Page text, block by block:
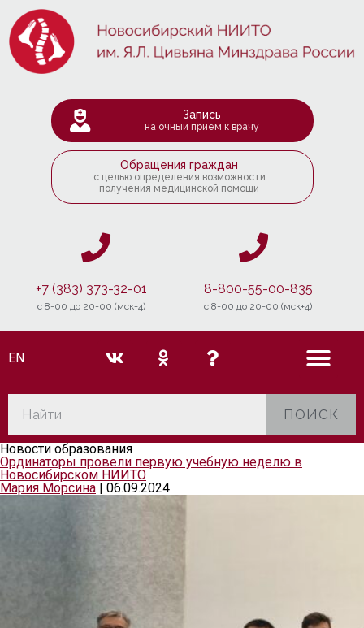
Запись
на очный приём к врачу
Обращения граждан
с целью определения возможности
получения медицинской помощи
+7 (383) 373-32-01
c 8-00 до 20-00 (мск+4)
8-800-55-00-835
c 8-00 до 20-00 (мск+4)
EN
ПОИСК
Новости образования
Ординаторы провели первую учебную неделю в
Новосибирском НИИТО
Мария Морсина
06.09.2024